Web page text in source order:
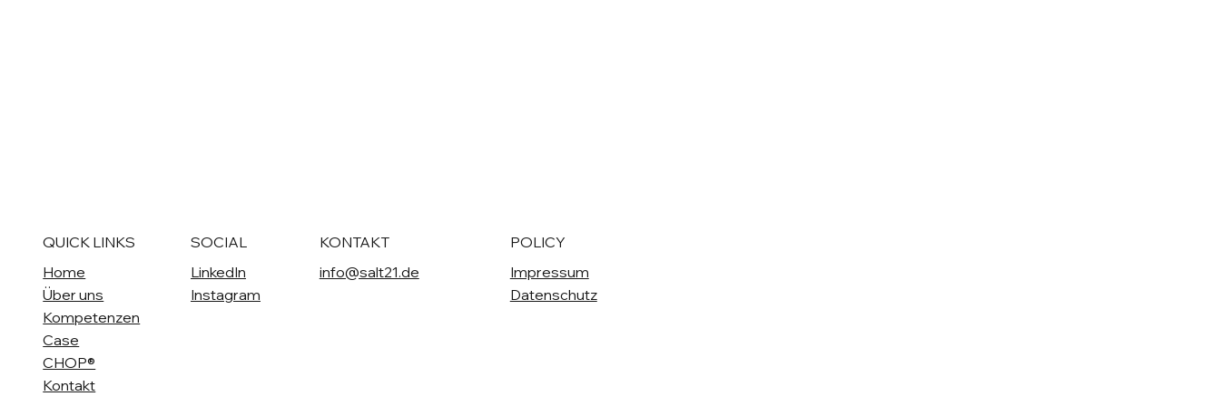
QUICK LINKS
Home
Über uns
Kompetenzen
Case
CHOP®
Kontakt
SOCIAL
LinkedIn
Instagram
KONTAKT
info@salt21.de
POLICY
Impressum
Datenschutz